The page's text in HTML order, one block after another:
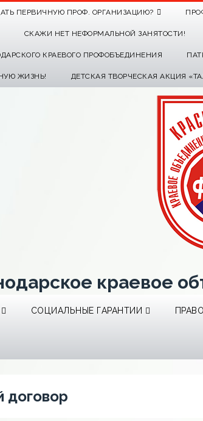
ПЕРВИЧНУЮ ПРОФ. ОРГАНИЗАЦИЮ?
СКАЖИ НЕТ НЕФОРМАЛЬНОЙ ЗАНЯТОСТИ!
КРАЕВОГО ПРОФОБЪЕДИНЕНИЯ
ЖИЗНЬ! ДЕТСКАЯ ТВОРЧЕСКАЯ АКЦИЯ
краевое
СОЦИАЛЬНЫЕ ГАРАНТИИ
договор